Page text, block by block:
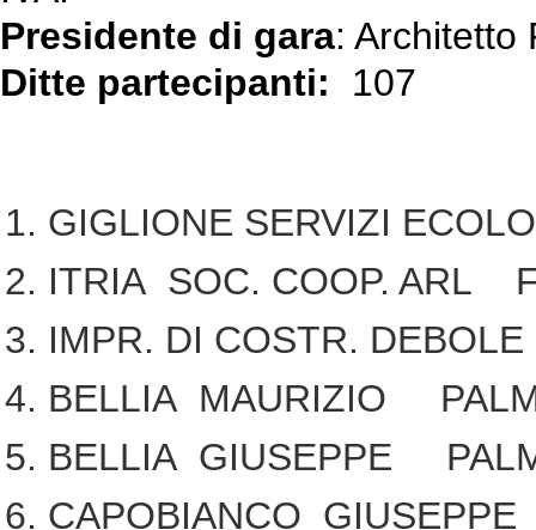
Presidente di gara: Architetto
Ditte partecipanti: 107
GIGLIONE SERVIZI
ITRIA SOC. COOP. ARL
IMPR. DI COSTR.
BELLIA MAURIZIO
BELLIA GIUSEPPE
CAPOBIANCO